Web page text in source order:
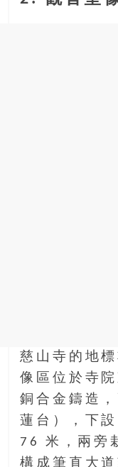
慈山寺的地
像區位於寺
銅合金鑄造
蓮台），下
76 米，兩旁
構成筆直大道